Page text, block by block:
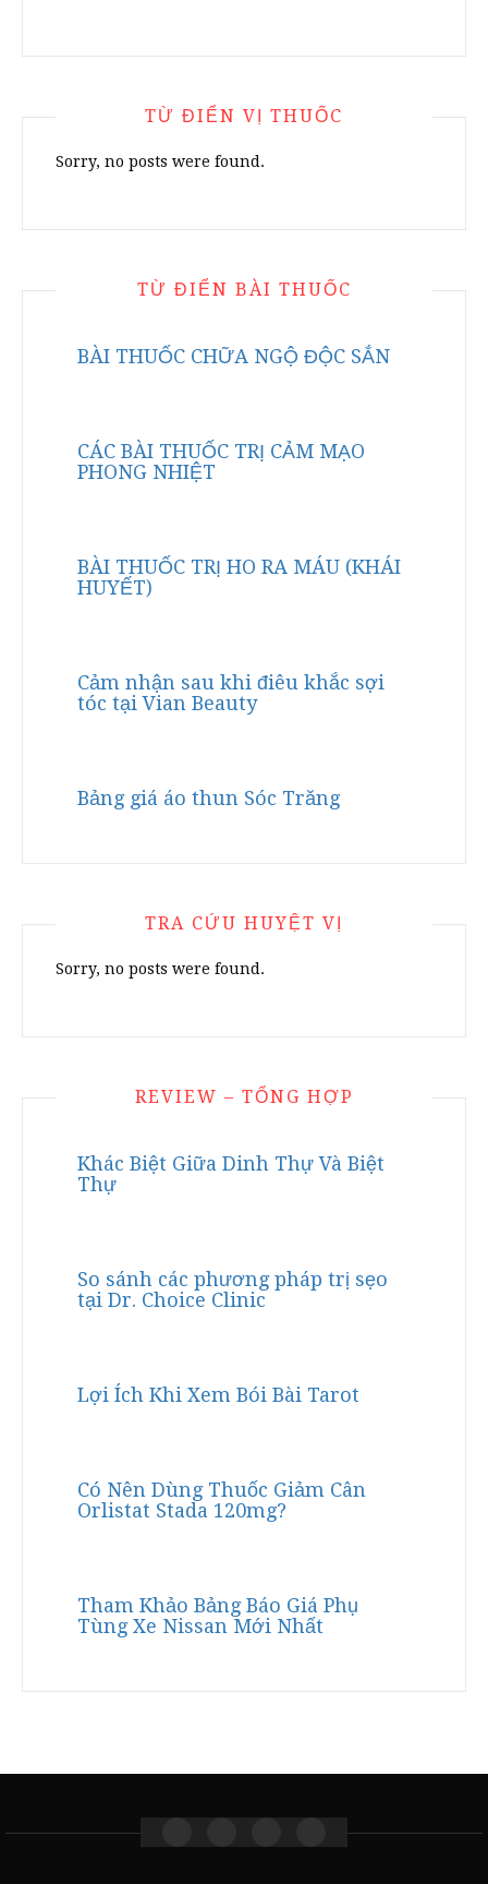
TỪ ĐIỂN VỊ THUỐC
Sorry, no posts were found.
TỪ ĐIỂN BÀI THUỐC
BÀI THUỐC CHỮA NGỘ ĐỘC SẮN
CÁC BÀI THUỐC TRỊ CẢM MẠO
PHONG NHIỆT
BÀI THUỐC TRỊ HO RA MÁU (KHÁI
HUYẾT)
Cảm nhận sau khi điêu khắc sợi
tóc tại Vian Beauty
Bảng giá áo thun Sóc Trăng
TRA CỨU HUYỆT VỊ
Sorry, no posts were found.
REVIEW – TỔNG HỢP
Khác Biệt Giữa Dinh Thự Và Biệt
Thự
So sánh các phương pháp trị sẹo
tại Dr. Choice Clinic
Lợi Ích Khi Xem Bói Bài Tarot
Có Nên Dùng Thuốc Giảm Cân
Orlistat Stada 120mg?
Tham Khảo Bảng Báo Giá Phụ
Tùng Xe Nissan Mới Nhất